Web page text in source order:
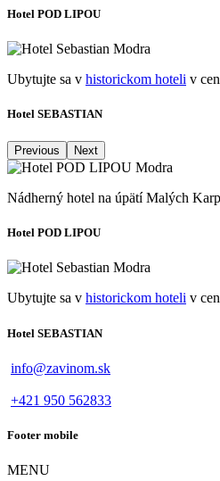
Hotel POD LIPOU
Ubytujte sa v historickom hoteli v
Hotel SEBASTIAN
Previous Next
Nádherný hotel na úpätí Malých
Hotel POD LIPOU
Ubytujte sa v historickom hoteli v
Hotel SEBASTIAN
info@zavinom.sk
+421 950 562833
Footer mobile
MENU